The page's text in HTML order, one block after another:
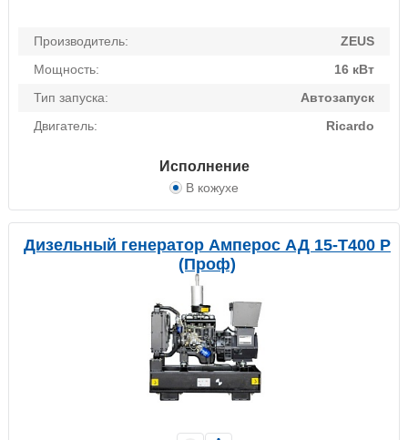
Производитель:
ZEUS
Мощность:
16 кВт
Тип запуска:
Автозапуск
Двигатель:
Ricardo
Исполнение
В кожухе
Дизельный генератор Амперос АД 15-Т400 P
(Проф)